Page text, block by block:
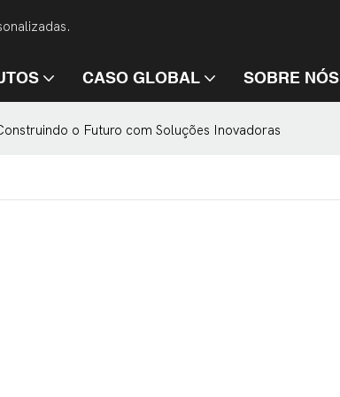
CASO GLOBAL SOBRE NÓS
o Futuro com Soluções Inovadoras